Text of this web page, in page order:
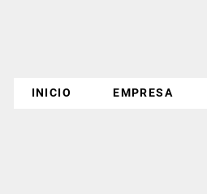
INICIO EMPRESA